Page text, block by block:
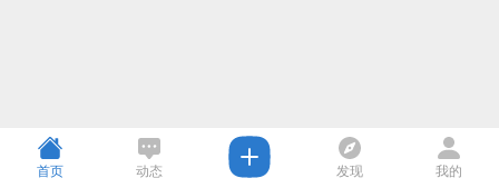
首页 动态 发现 我的